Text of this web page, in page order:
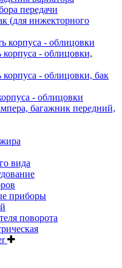
передачи
(для инжекторного
корпуса - облицовки
корпуса - облицовки,
корпуса - облицовки, бак
- облицовки
багажник передний,
вида
приборы
поворота